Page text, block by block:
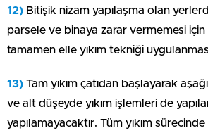
12) Bitişik nizam yapılaşma olan
parsele ve binaya zarar vermemesi için
tamamen elle yıkım tekniği
13) Tam yıkım çatıdan başlayarak
ve alt düşeyde yıkım işlemleri de
yapılamayacaktır. Tüm yıkım sürecinde